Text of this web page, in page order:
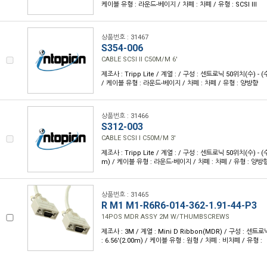
케이블 유형 : 라운드-베이지 / 차폐 : 차폐 / 유형 : SCSI III
상품번호 : 31467
S354-006
CABLE SCSI II C50M/M 6'
제조사 : Tripp Lite / 계열 : / 구성 : 센트로닉 50위치(수) -
/ 케이블 유형 : 라운드-베이지 / 차폐 : 차폐 / 유형 : 양방향
상품번호 : 31466
S312-003
CABLE SCSI I C50M/M 3'
제조사 : Tripp Lite / 계열 : / 구성 : 센트로닉 50위치(수) -
m) / 케이블 유형 : 라운드-베이지 / 차폐 : 차폐 / 유형 : 양방
상품번호 : 31465
R M1 M1-R6R6-014-362-1.91-44-P3
14POS MDR ASSY 2M W/THUMBSCREWS
제조사 : 3M / 계열 : Mini D Ribbon(MDR) / 구성 : 센트로
: 6.56'(2.00m) / 케이블 유형 : 원형 / 차폐 : 비차폐 / 유형 :